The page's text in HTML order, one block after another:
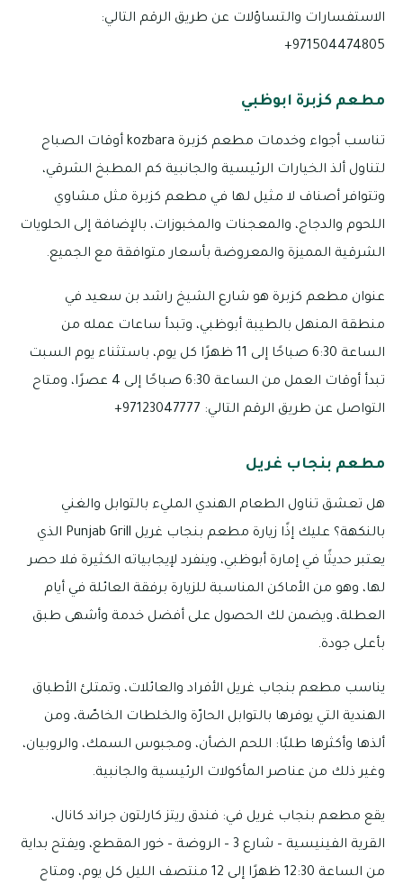
الاستفسارات والتساؤلات عن طريق الرقم التالي:
971504474805+
مطعم كزبرة ابوظبي
تناسب أجواء وخدمات مطعم كزبرة kozbara أوقات الصباح
لتناول ألذ الخيارات الرئيسية والجانبية كم المطبخ الشرقي،
وتتوافر أصناف لا مثيل لها في مطعم كزبرة مثل مشاوي
اللحوم والدجاج، والمعجنات والمخبوزات، بالإضافة إلى الحلويات
الشرقية المميزة والمعروضة بأسعار متوافقة مع الجميع.
عنوان مطعم كزبرة هو شارع الشيخ راشد بن سعيد في
منطقة المنهل بالطيبة أبوظبي، وتبدأ ساعات عمله من
الساعة 6:30 صباحًا إلى 11 ظهرًا كل يوم، باستثناء يوم السبت
تبدأ أوقات العمل من الساعة 6:30 صباحًا إلى 4 عصرًا، ومتاح
التواصل عن طريق الرقم التالي: 97123047777+
مطعم بنجاب غريل
هل تعشق تناول الطعام الهندي المليء بالتوابل والغني
بالنكهة؟ عليك إذًا زيارة مطعم بنجاب غريل Punjab Grill الذي
يعتبر حديثًا في إمارة أبوظبي، وينفرد لإيجابياته الكثيرة فلا حصر
لها، وهو من الأماكن المناسبة للزيارة برفقة العائلة في أيام
العطلة، ويضمن لك الحصول على أفضل خدمة وأشهى طبق
بأعلى جودة.
يناسب مطعم بنجاب غريل الأفراد والعائلات، وتمتلئ الأطباق
الهندية التي يوفرها بالتوابل الحارّة والخلطات الخاصّة، ومن
ألذها وأكثرها طلبًا: اللحم الضأن، ومجبوس السمك، والروبيان،
وغير ذلك من عناصر المأكولات الرئيسية والجانبية.
يقع مطعم بنجاب غريل في: فندق ريتز كارلتون جراند كانال،
القرية الفينيسية – شارع 3 – الروضة – خور المقطع، ويفتح بداية
من الساعة 12:30 ظهرًا إلى 12 منتصف الليل كل يوم، ومتاح